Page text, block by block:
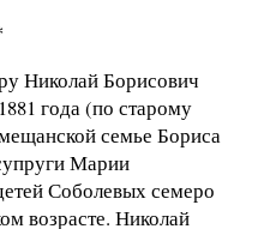
Николай Борисович
года (по старому
семье Бориса
Марии
Соболевых семеро
возрасте. Николай